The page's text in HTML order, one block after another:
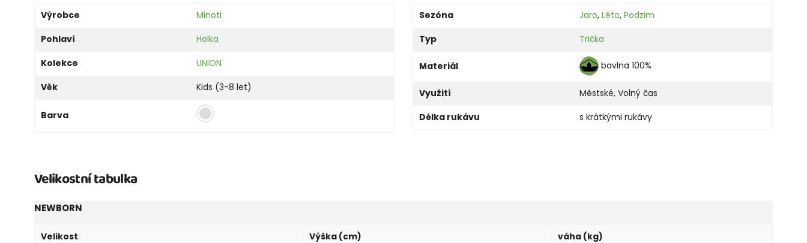
Výrobce
Minoti
Pohlaví
Holka
Kolekce
UNION
Věk
Kids (3-8 let)
Barva
Sezóna Jaro, Léto, Podzim
Typ
Trička
Materiál bavlna 100%
Využití Městské, Volný čas
Délka rukávu
s krátkými rukávy
Velikostní tabulka
NEWBORN
Velikost Výška (cm) váha (kg)